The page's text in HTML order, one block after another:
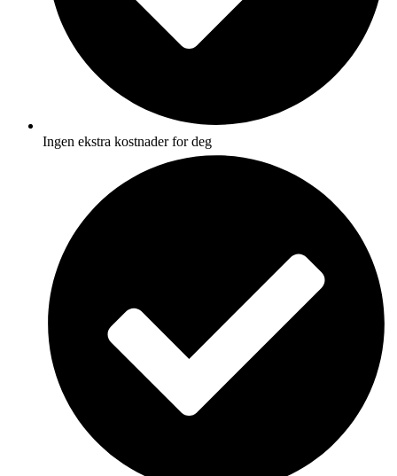
Ingen ekstra kostnader for deg